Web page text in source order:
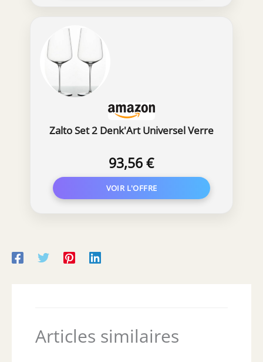
Zalto Set 2 Denk'Art Universel Verre
93,56 €
Articles similaires